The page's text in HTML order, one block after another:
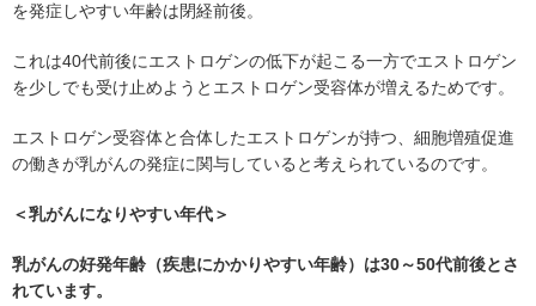
を発症しやすい年齢は閉経前後。
これは40代前後にエストロゲンの低下が起こる一方でエストロゲン
を少しでも受け止めようとエストロゲン受容体が増えるためです。
エストロゲン受容体と合体したエストロゲンが持つ、細胞増殖促進
の働きが乳がんの発症に関与していると考えられているのです。
＜乳がんになりやすい年代＞
乳がんの好発年齢（疾患にかかりやすい年齢）は30～50代前後とさ
れています。